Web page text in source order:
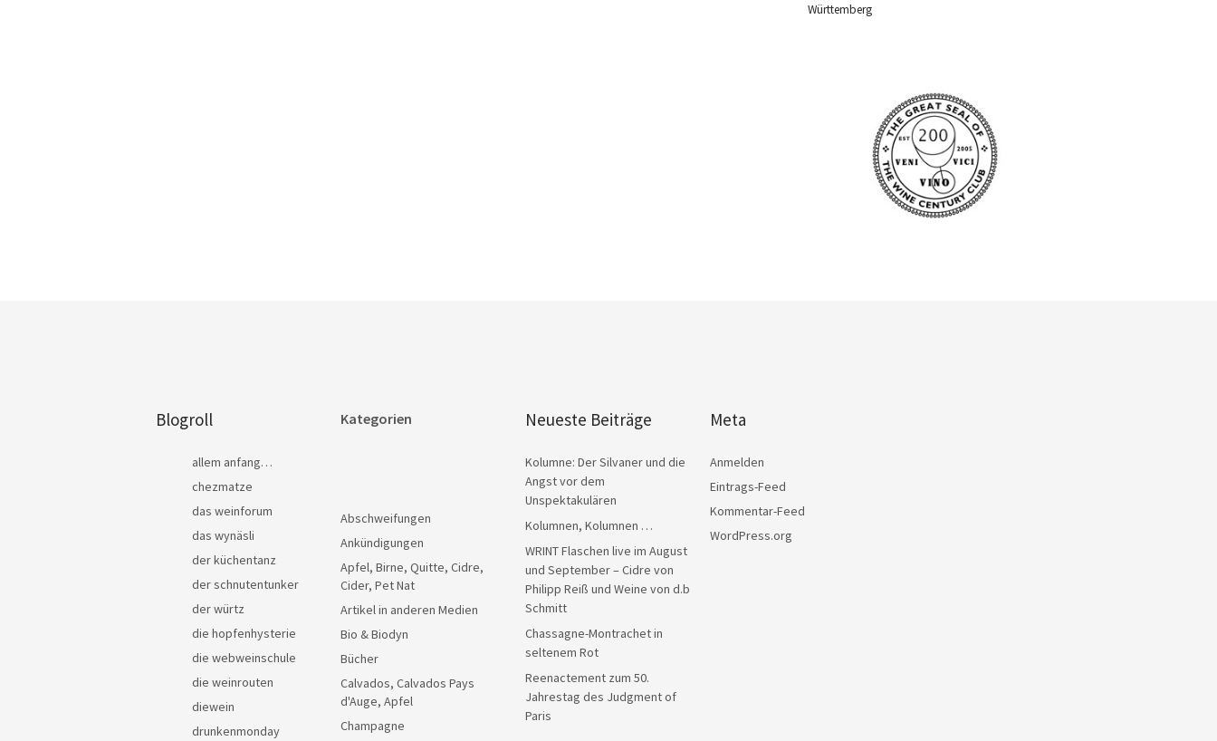
Württemberg
Blogroll
allem anfang…
chezmatze
das weinforum
das wynäsli
der küchentanz
der schnutentunker
der würtz
die hopfenhysterie
die webweinschule
die weinrouten
diewein
drunkenmonday
Kategorien
Abschweifungen
Ankündigungen
Apfel, Birne, Quitte, Cidre,
Cider, Pet Nat
Artikel in anderen Medien
Bio & Biodyn
Bücher
Calvados, Calvados Pays
d'Auge, Apfel
Champagne
Neueste Beiträge
Kolumne: Der Silvaner und die
Angst vor dem
Unspektakulären
Kolumnen, Kolumnen …
WRINT Flaschen live im August
und September – Cidre von
Philipp Reiß und Weine von d.b
Schmitt
Chassagne-Montrachet in
seltenem Rot
Reenactement zum 50.
Jahrestag des Judgment of
Paris
Meta
Anmelden
Eintrags-Feed
Kommentar-Feed
WordPress.org